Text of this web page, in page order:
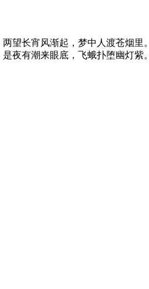
望长宵风渐起，梦中人渡苍烟里。
夜有潮来眼底，飞蛾扑堕幽灯紫。